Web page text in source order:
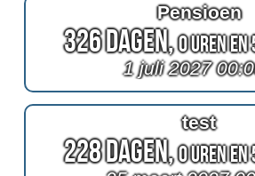
Pensioen
326 Dagen,0 Uren
1 juli 2027
test
228 Dagen,0 Uren